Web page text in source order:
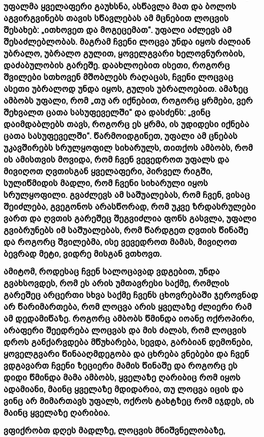
უფალმა ყველაფერი გაუხსნა, ასწავლა მათ და ბოლოს
აგვირგვინებს თავის სწავლებას ამ მცნებით ლოცვის
შესახებ: „ითხოვეთ და მოგეცემათ“. უფალი აძლევს ამ
შესაძლებლობას. მაგრამ ჩვენი ლოცვა უნდა იყოს ძალიან
უბრალო, უბრალო გულით, ყოველგვარი ხელოვნურობის,
დაძაბულობის გარეშე. დაახლოებით ისეთი, როგორც
შვილები სთხოვენ მშობლებს რაღაცას, ჩვენი ლოცვაც
ასეთი უბრალოდ უნდა იყოს, გულის უბრალოებით. ამაზეც
ამბობს უფალი, რომ „თუ არ იქნებით, როგორც ყრმები, ვერ
შეხვალთ ცათა სასუფეველში“ და დასძენს: „ვინც
დაიმდაბლებს თავს, როგორც ეს ყრმა, ის უდიდესი იქნება
ცათა სასუფეველში“. წარმოიდგინეთ, უფალი ამ ცნებას
უკავშირებს სრულყოფილ სიხარულს, თითქოს ამბობს, რომ
ის ამისთვის მოვიდა, რომ ჩვენ ვევედროთ უფალს და
მივიღოთ ღვთისგან ყველაფერი, პირველ რიგში,
სულიწმიდის მადლი, რომ ჩვენი სიხარული იყოს
სრულყოფილი. გვაძლევს ამ საშუალებას, რომ ჩვენ, ვისაც
შეიძლება, გვეგონოს არასწორად, რომ უკვე ზრდასრულები
ვართ და ღვთის გარეშეც შეგვიძლია ფონს გასვლა, უფალი
გვიბრუნებს იმ საშუალებას, რომ წარდგეთ ღვთის წინაშე
და როგორც შვილებმა, ისე ვევედროთ მამას, მივიღოთ
ბევრად მეტი, ვიდრე მისგან ვთხოვთ.
ამიტომ, როდესაც ჩვენ სალოცავად ვდგებით, უნდა
გვახსოვდეს, რომ ეს არის უმთავრესი საქმე, რომლის
გარეშეც არცერთი სხვა საქმე ჩვენს ცხოვრებაში ჯეროვნად
არ წარიმართება, რომ ლოცვა არის ყველაზე ძლიერი რამ
ამ დედამიწაზე. როგორც ამბობს წმინდა იოანე ოქროპირი,
არაფერი შეედრება ლოცვას და მის ძალას, რომ ლოცვის
დროს განქარვდება მწუხარება, სევდა, გარბიან დემონები,
ყოველგვარი წინააღმდეგობა და ცხრება ვნებები და ჩვენ
ვდგავართ ჩვენი ზეციერი მამის წინაშე და როგორც ეს
დიდი წმინდა მამა ამბობს, ყველაზე ღარიბიც რომ იყოს
ადამიანი, მაინც ყველაზე მდიდარია, თუ ლოცვა იცის და
ვინც არ მიმართავს უფალს, ოქროს ტახტზეც რომ იჯდეს, ის
მაინც ყველაზე ღარიბია.
ვფიქრობთ დღეს მადლზე, ლოცვის მნიშვნელობაზე,